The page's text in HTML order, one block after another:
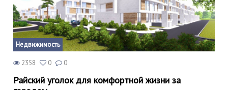
Недвижимость
2358 0 0
Райский уголок для комфортной жизни за